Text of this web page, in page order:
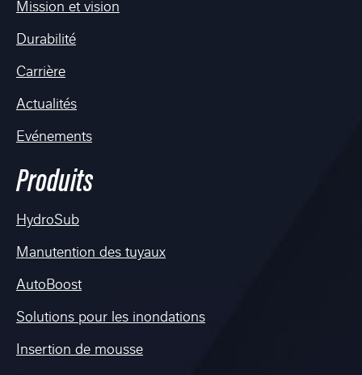
Mission et vision
Durabilité
Carrière
Actualités
Evénements
Produits
HydroSub
Manutention des tuyaux
AutoBoost
Solutions pour les inondations
Insertion de mousse